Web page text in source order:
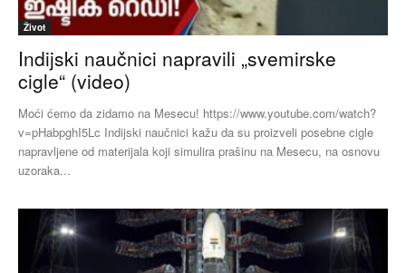
Život
Indijski naučnici napravili „svemirske
cigle“ (video)
Moći ćemo da zidamo na Mesecu! https://www.youtube.com/watch?
v=pHabpghI5Lc Indijski naučnici kažu da su proizveli posebne cigle
napravljene od materijala koji simulira prašinu na Mesecu, na osnovu
uzoraka...